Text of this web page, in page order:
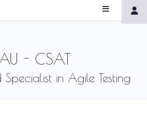
- CSAT
in Agile Testing